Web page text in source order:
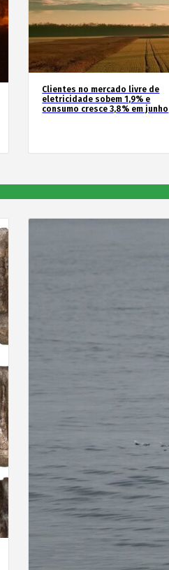
Clientes no mercado livre de
eletricidade sobem 1,9% e
consumo cresce 3,8% em junho